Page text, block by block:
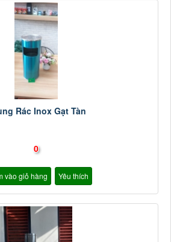
Rác Inox Gạt Tàn
0
vào giỏ hàng Yêu thích